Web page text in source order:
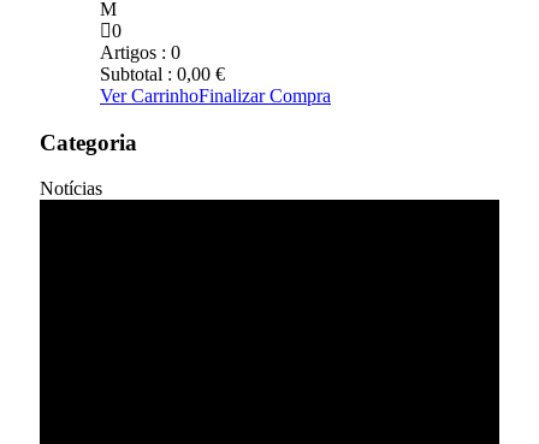
0
Artigos : 0
Subtotal : 0,00 €
Ver CarrinhoFinalizar Compra
Categoria
Notícias